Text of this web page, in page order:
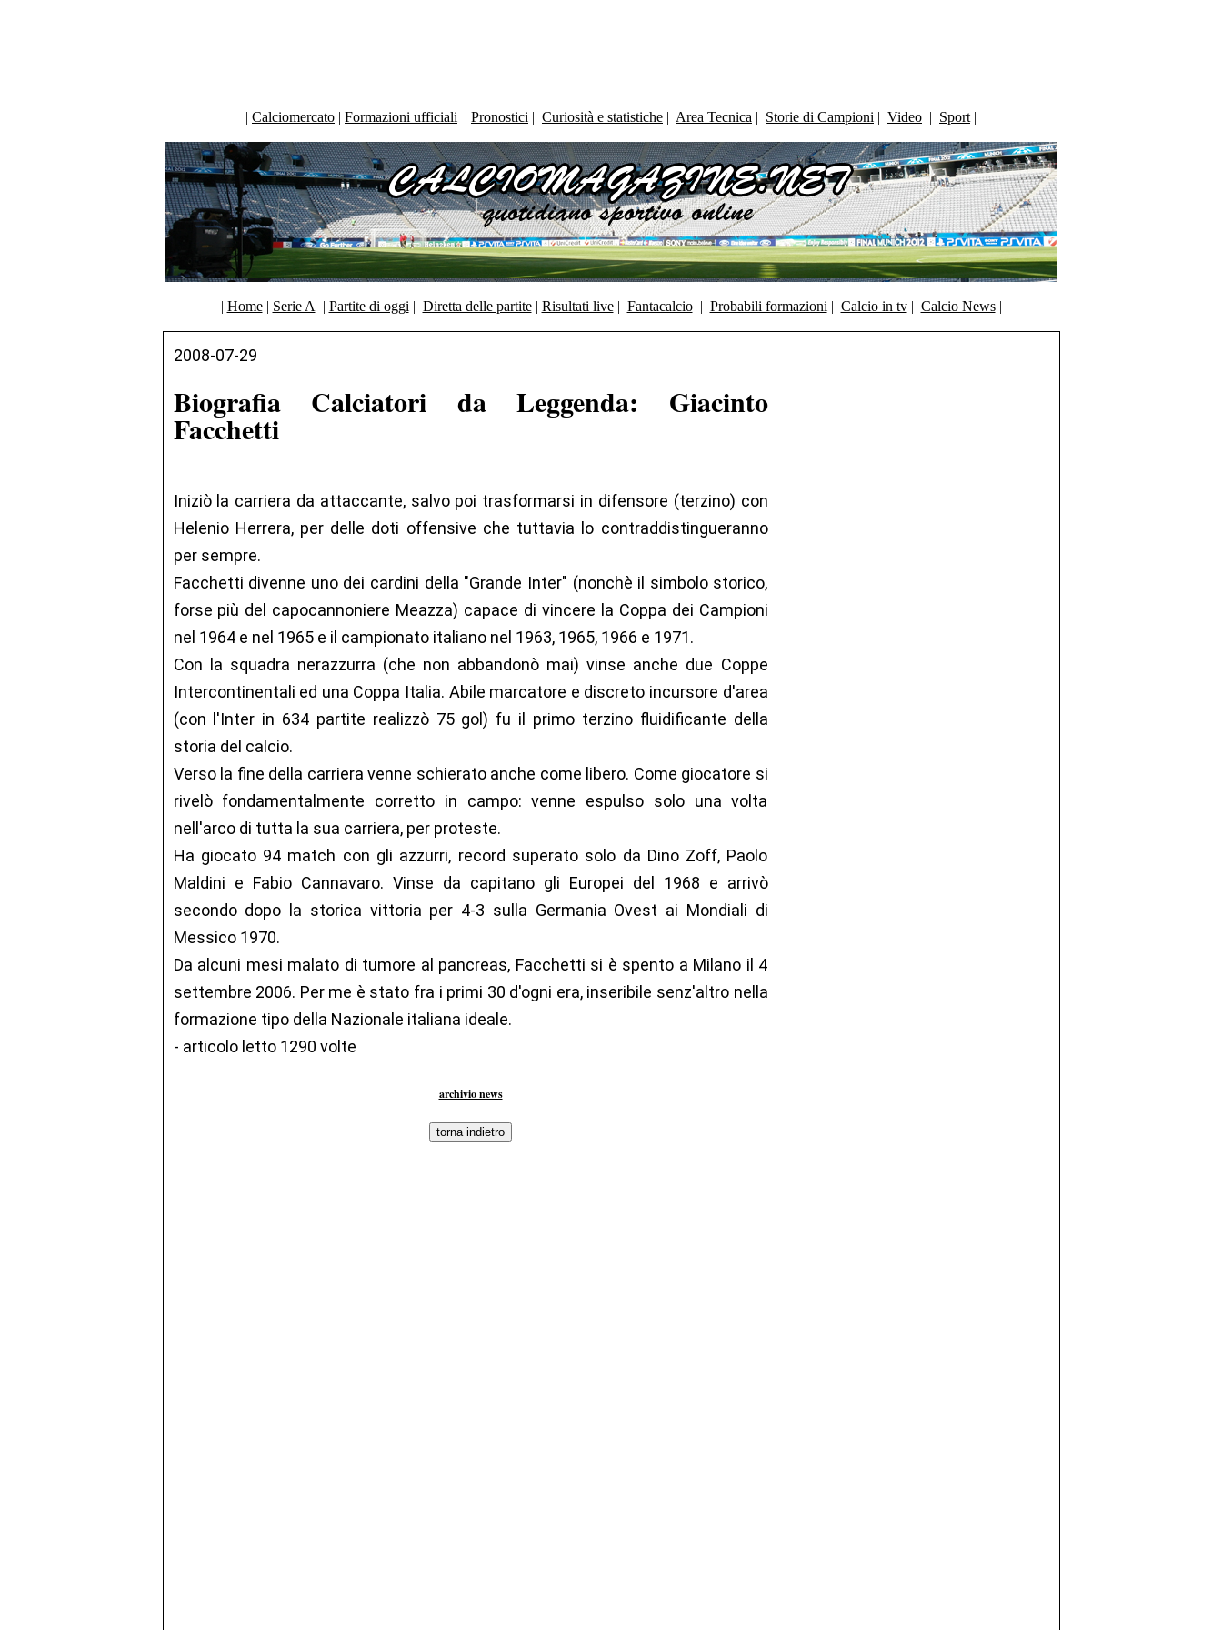
| Calciomercato | Formazioni ufficiali | Pronostici | Curiosità e statistiche | Area Tecnica | Storie di Campioni | Video | Sport |
| Home| Serie A | Partite di oggi | Diretta delle partite| Risultati live| Fantacalcio| Probabili formazioni | Calcio in tv| Calcio News|
2008-07-29
Biografia Calciatori da Leggenda: Giacinto
Facchetti
Iniziò la carriera da attaccante, salvo poi trasformarsi in difensore (terzino) con
Helenio Herrera, per delle doti offensive che tuttavia lo contraddistingueranno
per sempre.
Facchetti divenne uno dei cardini della "Grande Inter" (nonchè il simbolo storico,
forse più del capocannoniere Meazza) capace di vincere la Coppa dei Campioni
nel 1964 e nel 1965 e il campionato italiano nel 1963, 1965, 1966 e 1971.
Con la squadra nerazzurra (che non abbandonò mai) vinse anche due Coppe
Intercontinentali ed una Coppa Italia. Abile marcatore e discreto incursore d'area
(con l'Inter in 634 partite realizzò 75 gol) fu il primo terzino fluidificante della
storia del calcio.
Verso la fine della carriera venne schierato anche come libero. Come giocatore si
rivelò fondamentalmente corretto in campo: venne espulso solo una volta
nell'arco di tutta la sua carriera, per proteste.
Ha giocato 94 match con gli azzurri, record superato solo da Dino Zoff, Paolo
Maldini e Fabio Cannavaro. Vinse da capitano gli Europei del 1968 e arrivò
secondo dopo la storica vittoria per 4-3 sulla Germania Ovest ai Mondiali di
Messico 1970.
Da alcuni mesi malato di tumore al pancreas, Facchetti si è spento a Milano il 4
settembre 2006. Per me è stato fra i primi 30 d'ogni era, inseribile senz'altro nella
formazione tipo della Nazionale italiana ideale.
- articolo letto 1290 volte
archivio news